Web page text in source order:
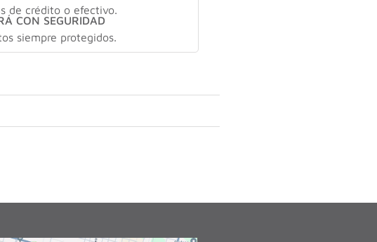
de crédito o efectivo.
CON SEGURIDAD
siempre protegidos.